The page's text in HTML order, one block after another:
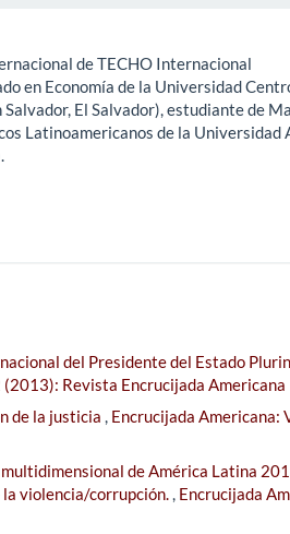
de TECHO Internacional
en Economía de la Universidad
Salvador, El Salvador), estudiante de
Latinoamericanos de la Universidad
del Presidente del Estado
Revista Encrucijada Americana
de la justicia , Encrucijada Americana:
de América Latina
violencia/corrupción., Encrucijada